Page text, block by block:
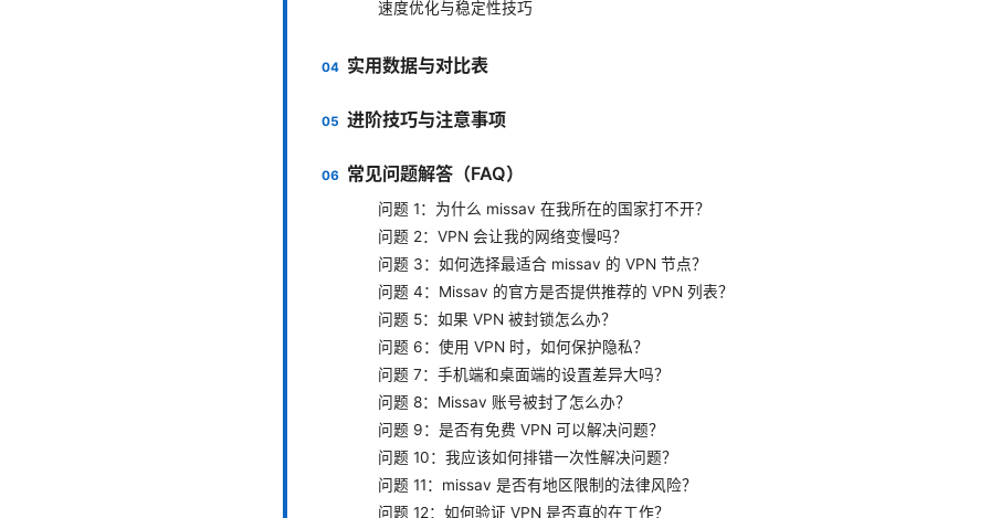
速度优化与稳定性技巧
实用数据与对比表
进阶技巧与注意事项
常见问题解答（FAQ）
问题 1：为什么 missav 在我所在的国家打不开？
问题 2：VPN 会让我的网络变慢吗？
问题 3：如何选择最适合 missav 的 VPN 节点？
问题 4：Missav 的官方是否提供推荐的 VPN 列表？
问题 5：如果 VPN 被封锁怎么办？
问题 6：使用 VPN 时，如何保护隐私？
问题 7：手机端和桌面端的设置差异大吗？
问题 8：Missav 账号被封了怎么办？
问题 9：是否有免费 VPN 可以解决问题？
问题 10：我应该如何排错一次性解决问题？
问题 11：missav 是否有地区限制的法律风险？
问题 12：如何验证 VPN 是否真的在工作？